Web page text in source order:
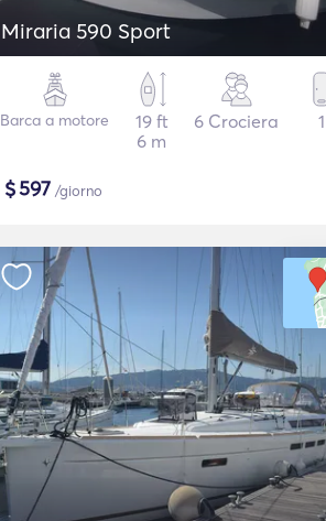
Miraria 590 Sport
Barca a motore
19 ft
6 m
6 Crociera 1
$597 /giorno